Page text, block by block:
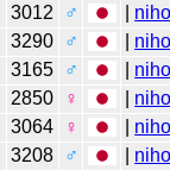
3012 ♂
3290 ♂
3165 ♂
2850 ♀
3064 ♀
3208 ♂